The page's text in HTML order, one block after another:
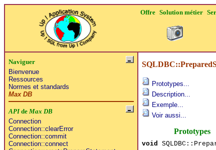
Offre Solution métier
Naviguer
Bienvenue
Ressources
Normes et standards
Max DB
APIde Max DB
Connection
Connection::clearError
Connection::commit
Connection::connect
Prototypes...
Description...
Exemple...
Voir aussi...
Prototypes
void